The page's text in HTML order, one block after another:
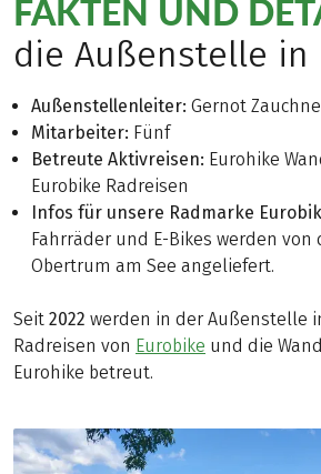
FAKTEN UND
die Außenstelle in
Außenstellenleiter: Gernot
Mitarbeiter: Fünf
Betreute Aktivreisen: Eurohike
Eurobike Radreisen
Infos für unsere Radmarke
Fahrräder und E-Bikes werden
Obertrum am See angeliefert.
Seit 2022 werden in der Außenstelle
Radreisen von Eurobike und die
Eurohike betreut.